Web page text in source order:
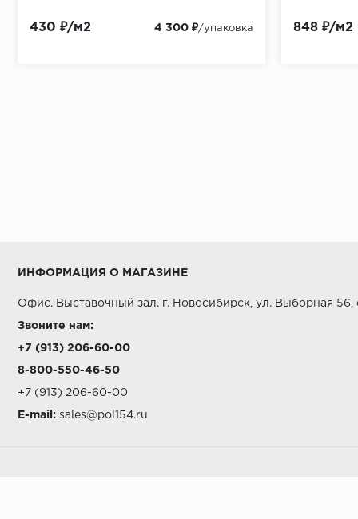
430 ₽/м2 4 300 ₽/упаковка 848 ₽/м2
ИНФОРМАЦИЯ О МАГАЗИНЕ
Офис. Выставочный зал. г. Новосибирск, ул. Выборная 56,
Звоните нам:
+7 (913) 206-60-00
8-800-550-46-50
+7 (913) 206-60-00
E-mail: sales@pol154.ru